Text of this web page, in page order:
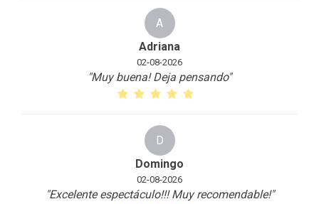
A
Adriana
02-08-2026
"Muy buena! Deja pensando"
D
Domingo
02-08-2026
"Excelente espectáculo!!! Muy recomendable!"